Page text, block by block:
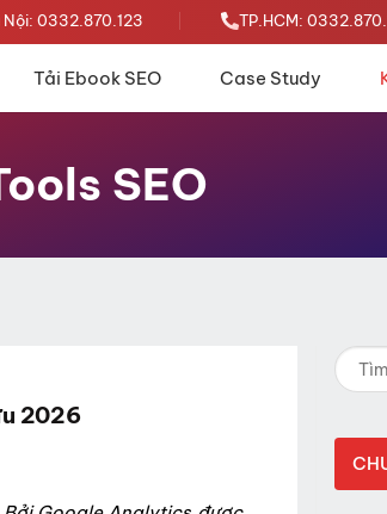
Nội: 0332.870.123 TP.HCM:
Tải Ebook SEO Case Study
SEO
2026